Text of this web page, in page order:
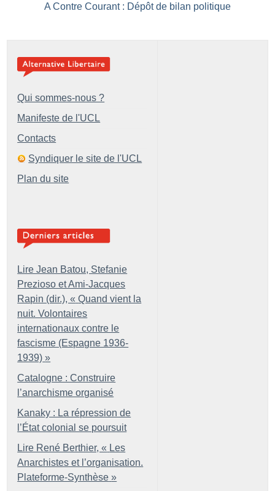
A Contre Courant : Dépôt de bilan politique
Qui sommes-nous ?
Manifeste de l'UCL
Contacts
Syndiquer le site de l'UCL
Plan du site
Lire Jean Batou, Stefanie
Prezioso et Ami-Jacques
Rapin (dir.), « Quand vient la
nuit. Volontaires
internationaux contre le
fascisme (Espagne 1936-
1939) »
Catalogne : Construire
l’anarchisme organisé
Kanaky : La répression de
l’État colonial se poursuit
Lire René Berthier, « Les
Anarchistes et l’organisation.
Plateforme-Synthèse »